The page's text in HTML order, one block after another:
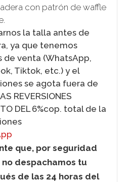
con patrón de waffle
la talla antes de
ya que tenemos
venta (WhatsApp,
Tiktok, etc.) y el
se agota fuera de
REVERSIONES
DEL 6%cop. total de la
que, por seguridad
despachamos tu
de las 24 horas del